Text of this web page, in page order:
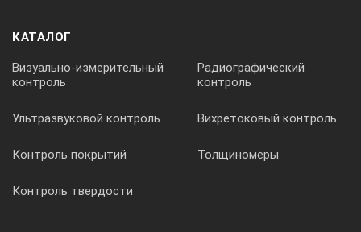
2,5
Электропитание
КАТАЛОГ
Визуально-измерительный
контроль
Радиографический
контроль
Ультразвуковой контроль Вихретоковый контроль
Контроль покрытий Толщиномеры
Контроль твердости